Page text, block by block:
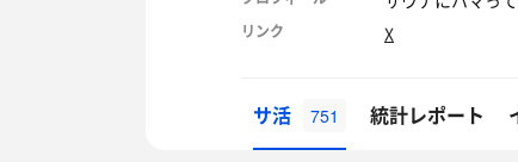
リンク X
サ活 751 統計レポート